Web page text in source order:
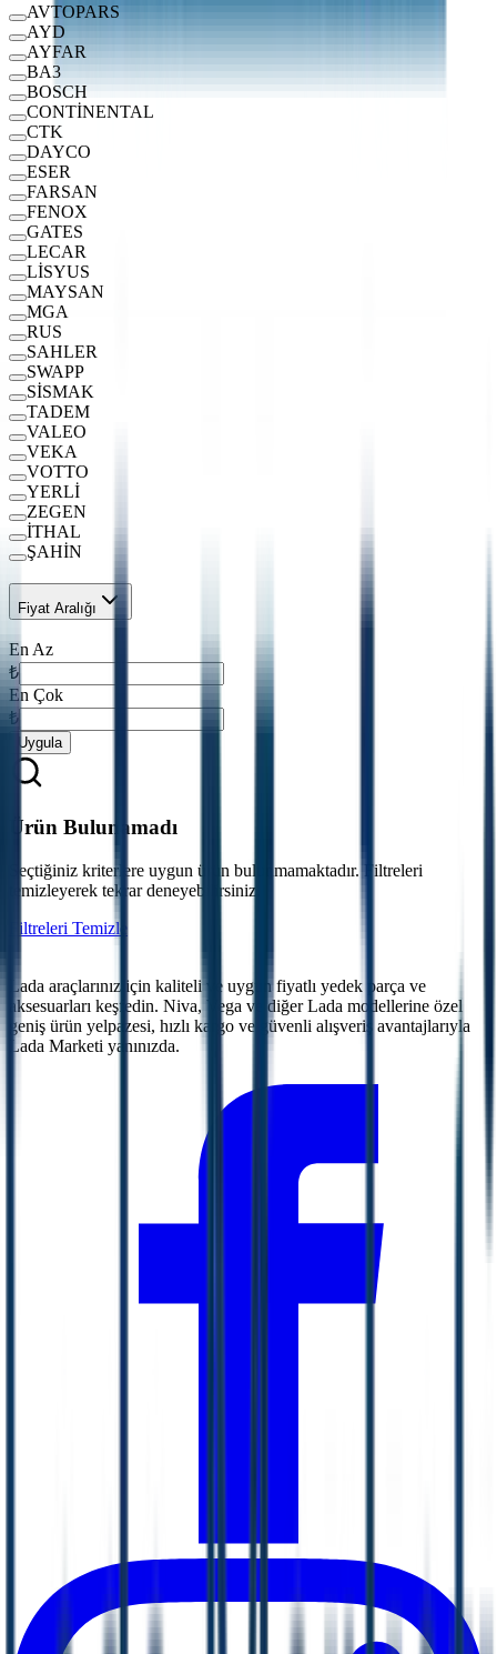
AVTOPARS
AYD
AYFAR
BA3
BOSCH
CONTİNENTAL
CTK
DAYCO
ESER
FARSAN
FENOX
GATES
LECAR
LİSYUS
MAYSAN
MGA
RUS
SAHLER
SWAPP
SİSMAK
TADEM
VALEO
VEKA
VOTTO
YERLİ
ZEGEN
İTHAL
ŞAHİN
Fiyat Aralığı
En Az
₺
En Çok
₺
Uygula
Ürün Bulunamadı
Seçtiğiniz kriterlere uygun ürün bulunmamaktadır. Filtreleri
temizleyerek tekrar deneyebilirsiniz.
Filtreleri Temizle
Lada araçlarınız için kaliteli ve uygun fiyatlı yedek parça ve
aksesuarları keşfedin. Niva, Vega ve diğer Lada modellerine özel
geniş ürün yelpazesi, hızlı kargo ve güvenli alışveriş avantajlarıyla
Lada Marketi yanınızda.